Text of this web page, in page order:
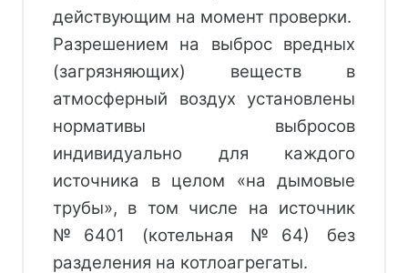
действующим на момент проверки.
Разрешением на выброс вредных
(загрязняющих) веществ в
атмосферный воздух установлены
нормативы выбросов
индивидуально для каждого
источника в целом «на дымовые
трубы», в том числе на источник
№6401 (котельная №64) без
разделения на котлоагрегаты.